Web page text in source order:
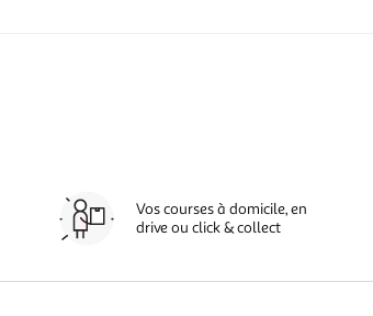
Vos courses à domicile, en
drive ou click & collect